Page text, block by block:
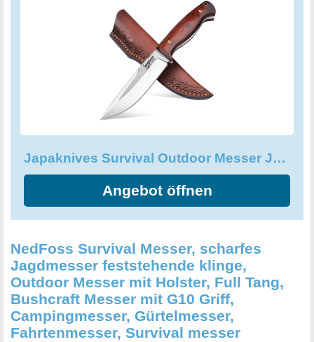
des Messers noch komfortabler und einfacher. Mit einer
Länge von 23,5cm und einem Gewicht von 203 Gramm ist
das Messer leicht zu handhaben und bietet dennoch die
perfekte Balance zwischen Größe und reduziertem
Gewicht. Die Klinge ist scharf und stark genug, um durch
das härteste Material zu schneiden, während es
gleichzeitig immer noch flexibel genug bleibt, um eine
leichte Handhabung zu gewährleisten. Das Japaknives
Geschenk für jeden Mann, der Outdoor-Abenteuer liebt. Es
ist ein unverzichtbares Werkzeug beim Wandern, Campen,
Jagen oder Überleben. Bestellen Sie noch heute und Sie
werden es nicht bereuen!
Japaknives Survival Outdoor Messer Jagdmesser Scharf Bushcraft
Angebot öffnen
NedFoss Survival Messer, scharfes
Jagdmesser feststehende klinge,
Outdoor Messer mit Holster, Full Tang,
Bushcraft Messer mit G10 Griff,
Campingmesser, Gürtelmesser,
Fahrtenmesser, Survival messer